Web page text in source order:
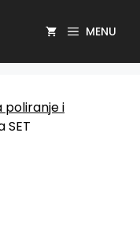
MENU
poliranje i
SET